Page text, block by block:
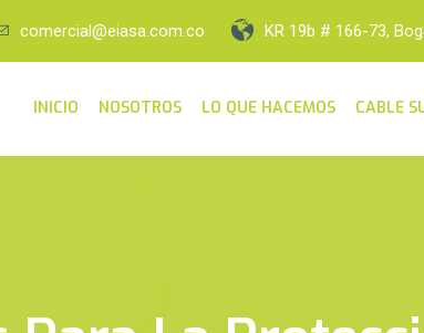
comercial@eiasa.com.co KR 19b # 166-73,
INICIO NOSOTROS LO QUE HACEMOS CABLE